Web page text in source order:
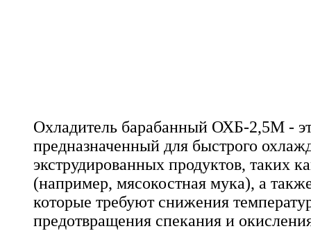
Охладитель барабанный ОХБ-2,5М -
предназначенный для быстрого
экструдированных продуктов, таких
(например, мясокостная мука), а
которые требуют снижения
предотвращения спекания и